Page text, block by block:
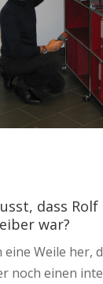
dass Rolf
war?
eine Weile her,
noch einen